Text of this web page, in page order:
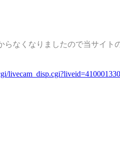
らなくなりましたので当サイト
livecam_disp.cgi?liveid=410001330